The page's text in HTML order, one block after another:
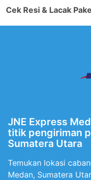
Cek Resi & Lacak
JNE Express
titik pengiriman
Sumatera Utara
Temukan lokasi
Medan, Sumatera